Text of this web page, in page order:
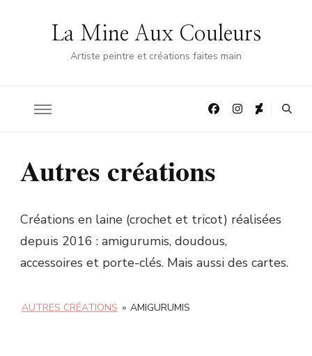
La Mine Aux Couleurs
Artiste peintre et créations faites main
Autres créations
Créations en laine (crochet et tricot) réalisées
depuis 2016 : amigurumis, doudous,
accessoires et porte-clés. Mais aussi des cartes.
AUTRES CRÉATIONS » AMIGURUMIS